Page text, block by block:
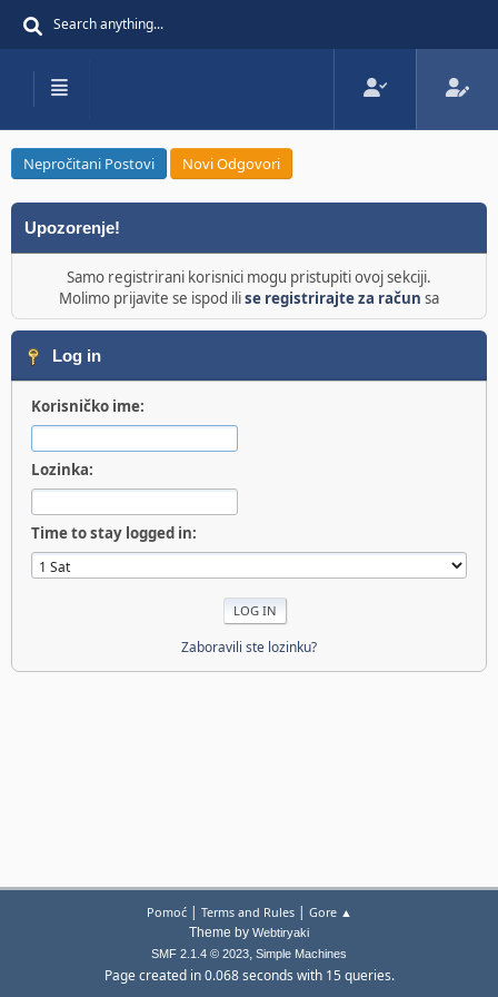
Nepročitani Postovi Novi Odgovori
Upozorenje!
Samo registrirani korisnici mogu pristupiti ovoj sekciji.
Molimo prijavite se ispod ilise registrirajte za račun sa
Log in
Korisničko ime:
Lozinka:
Time to stay logged in:
Zaboravili ste lozinku?
Pomoć| Terms and Rules| Gore ▲
Theme by Webtiryaki
SMF 2.1.4 © 2023, Simple Machines
Page created in 0.068 seconds with 15 queries.